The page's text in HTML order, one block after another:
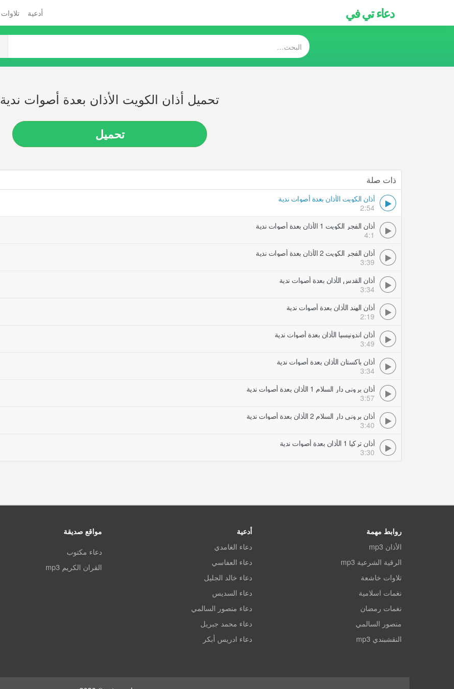
دعاء تي في أدعية تلاوات
تحميل أذان الكويت الأذان بعدة أصوات ندية
تحميل
ذات صلة
أذان الكويت الأذان بعدة أصوات ندية
2:54
أذان الفجر الكويت 1 الأذان بعدة أصوات ندية
4:1
أذان الفجر الكويت 2 الأذان بعدة أصوات ندية
3:39
أذان القدس الأذان بعدة أصوات ندية
3:34
أذان الهند الأذان بعدة أصوات ندية
2:19
أذان اندونيسيا الأذان بعدة أصوات ندية
3:49
أذان باكستان الأذان بعدة أصوات ندية
3:34
أذان بروني دار السلام 1 الأذان بعدة أصوات ندية
3:57
أذان بروني دار السلام 2 الأذان بعدة أصوات ندية
3:40
أذان تركيا 1 الأذان بعدة أصوات ندية
3:30
روابط مهمة
الأذان mp3
الرقية الشرعية mp3
تلاوات خاشعة
نغمات اسلامية
نغمات رمضان
منصور السالمي
النقشبندي mp3
أدعية
دعاء الغامدي
دعاء العفاسي
دعاء خالد الجليل
دعاء السديس
دعاء منصور السالمي
دعاء محمد جبريل
دعاء ادريس أبكر
مواقع صديقة
دعاء مكتوب
القران الكريم mp3